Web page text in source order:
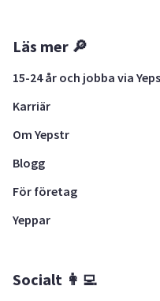
Läs mer 🔎
15-24 år och jobba via
Karriär
Om Yepstr
Blogg
För företag
Yeppar
Socialt 👩‍💻